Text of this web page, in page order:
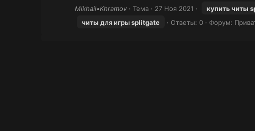
Mikhail•Khramov
Тема 27 Ноя 2021 купить читы
читы для игрыsplitgate Ответы: 0 Форум: